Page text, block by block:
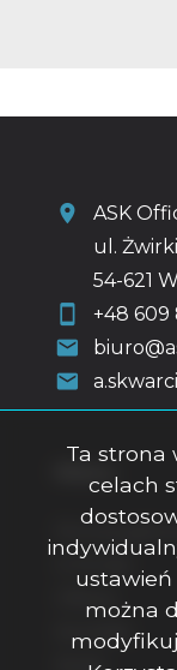
ASK
ul.
54-621
+48 609
Strona
O firmie
Kontakt
Rodo
Ta strona
celach
można